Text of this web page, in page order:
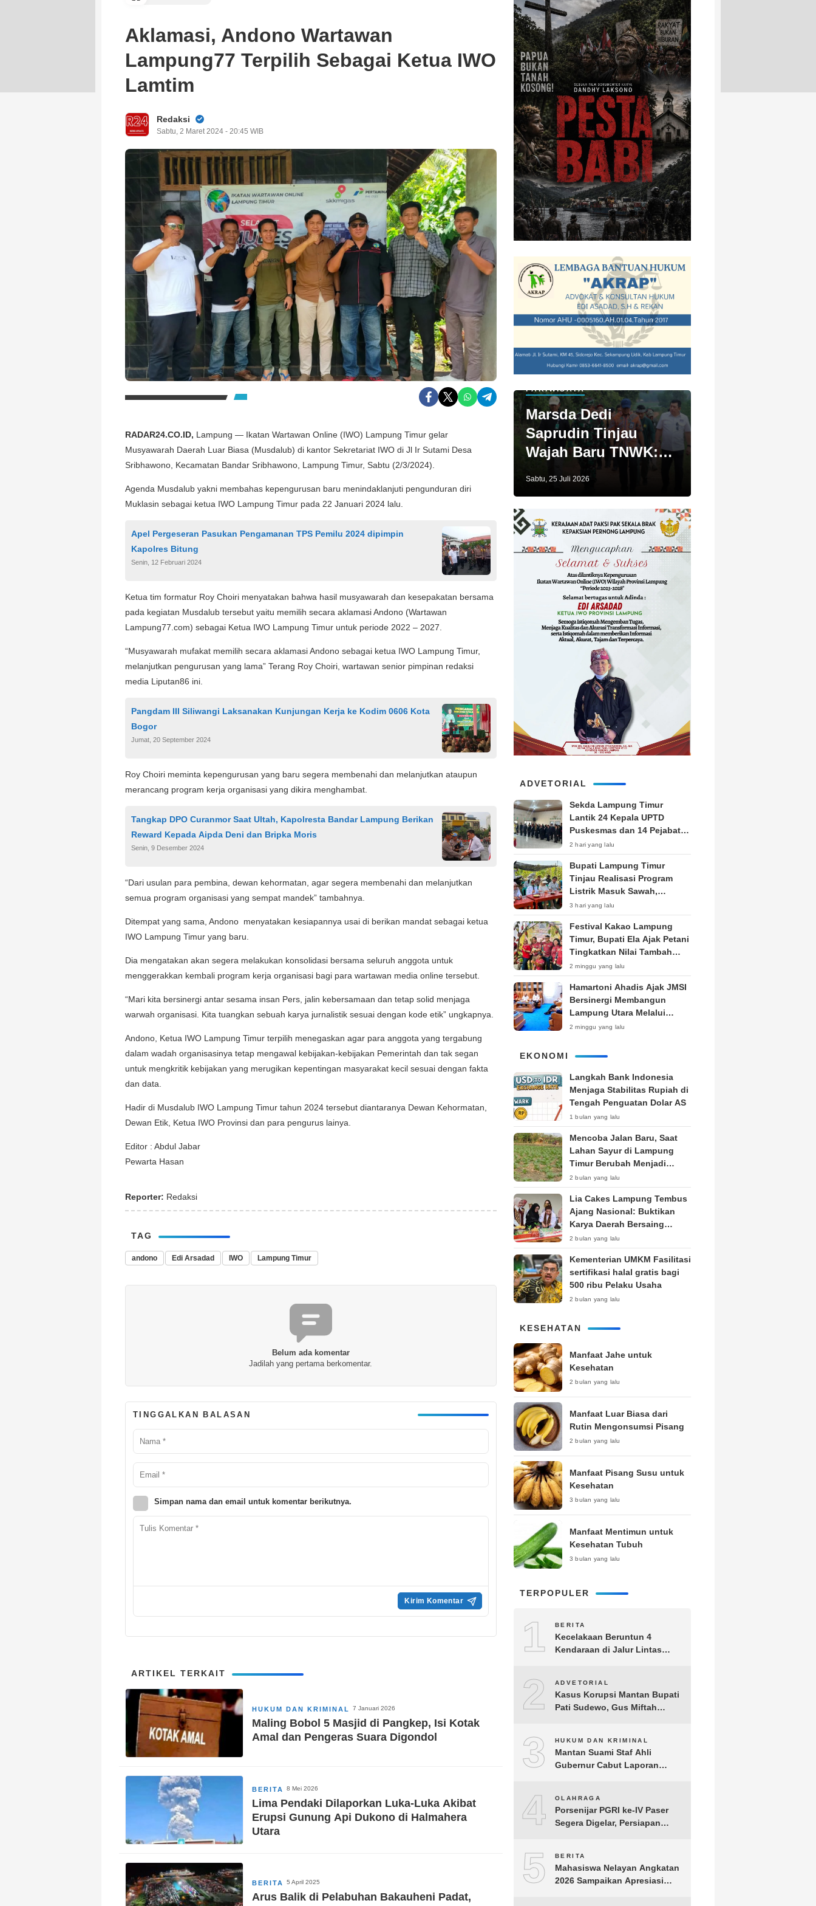
Aklamasi, Andono Wartawan
Lampung77 Terpilih Sebagai Ketua IWO
Lamtim
Redaksi
Sabtu, 2 Maret 2024 - 20:45 WIB
RADAR24.CO.ID, Lampung — Ikatan Wartawan Online (IWO) Lampung Timur gelar
Musyawarah Daerah Luar Biasa (Musdalub) di kantor Sekretariat IWO di Jl Ir Sutami Desa
Sribhawono, Kecamatan Bandar Sribhawono, Lampung Timur, Sabtu (2/3/2024).
Agenda Musdalub yakni membahas kepengurusan baru menindaklanjuti pengunduran diri
Muklasin sebagai ketua IWO Lampung Timur pada 22 Januari 2024 lalu.
Apel Pergeseran Pasukan Pengamanan TPS Pemilu 2024 dipimpin
Kapolres Bitung
Senin, 12 Februari 2024
Ketua tim formatur Roy Choiri menyatakan bahwa hasil musyawarah dan kesepakatan bersama
pada kegiatan Musdalub tersebut yaitu memilih secara aklamasi Andono (Wartawan
Lampung77.com) sebagai Ketua IWO Lampung Timur untuk periode 2022 – 2027.
“Musyawarah mufakat memilih secara aklamasi Andono sebagai ketua IWO Lampung Timur,
melanjutkan pengurusan yang lama” Terang Roy Choiri, wartawan senior pimpinan redaksi
media Liputan86 ini.
Pangdam III Siliwangi Laksanakan Kunjungan Kerja ke Kodim 0606 Kota
Bogor
Jumat, 20 September 2024
Roy Choiri meminta kepengurusan yang baru segera membenahi dan melanjutkan ataupun
merancang program kerja organisasi yang dikira menghambat.
Tangkap DPO Curanmor Saat Ultah, Kapolresta Bandar Lampung Berikan
Reward Kepada Aipda Deni dan Bripka Moris
Senin, 9 Desember 2024
“Dari usulan para pembina, dewan kehormatan, agar segera membenahi dan melanjutkan
semua program organisasi yang sempat mandek” tambahnya.
Ditempat yang sama, Andono menyatakan kesiapannya usai di berikan mandat sebagai ketua
IWO Lampung Timur yang baru.
Dia mengatakan akan segera melakukan konsolidasi bersama seluruh anggota untuk
menggerakkan kembali program kerja organisasi bagi para wartawan media online tersebut.
“Mari kita bersinergi antar sesama insan Pers, jalin kebersamaan dan tetap solid menjaga
warwah organisasi. Kita tuangkan sebuah karya jurnalistik sesuai dengan kode etik” ungkapnya.
Andono, Ketua IWO Lampung Timur terpilih menegaskan agar para anggota yang tergabung
dalam wadah organisasinya tetap mengawal kebijakan-kebijakan Pemerintah dan tak segan
untuk mengkritik kebijakan yang merugikan kepentingan masyarakat kecil sesuai dengan fakta
dan data.
Hadir di Musdalub IWO Lampung Timur tahun 2024 tersebut diantaranya Dewan Kehormatan,
Dewan Etik, Ketua IWO Provinsi dan para pengurus lainya.
Editor : Abdul Jabar
Pewarta Hasan
Reporter: Redaksi
TAG
andono Edi Arsadad IWO Lampung Timur
Belum ada komentar
Jadilah yang pertama berkomentar.
TINGGALKAN BALASAN
Simpan nama dan email untuk komentar berikutnya.
ARTIKEL TERKAIT
HUKUM DAN KRIMINAL 7 Januari 2026
Maling Bobol 5 Masjid di Pangkep, Isi Kotak
Amal dan Pengeras Suara Digondol
BERITA 8 Mei 2026
Lima Pendaki Dilaporkan Luka-Luka Akibat
Erupsi Gunung Api Dukono di Halmahera
Utara
BERITA 5 April 2025
Arus Balik di Pelabuhan Bakauheni Padat,
PARIWISATA
Marsda Dedi
Saprudin Tinjau
Wajah Baru TNWK:
Sabtu, 25 Juli 2026
ADVETORIAL
‎Sekda Lampung Timur
Lantik 24 Kepala UPTD
Puskesmas dan 14 Pejabat
Fungsional, Dorong Inovasi
dan Pelayanan Prima
2 hari yang lalu
Bupati Lampung Timur
Tinjau Realisasi Program
Listrik Masuk Sawah,
Siapkan Subsidi KWH untuk
Petani
3 hari yang lalu
‎Festival Kakao Lampung
Timur, Bupati Ela Ajak Petani
Tingkatkan Nilai Tambah
Produk
2 minggu yang lalu
Hamartoni Ahadis Ajak JMSI
Bersinergi Membangun
Lampung Utara Melalui
Pemberitaan
2 minggu yang lalu
EKONOMI
Langkah Bank Indonesia
Menjaga Stabilitas Rupiah di
Tengah Penguatan Dolar AS
1 bulan yang lalu
Mencoba Jalan Baru, Saat
Lahan Sayur di Lampung
Timur Berubah Menjadi
Kebun Tembakau
2 bulan yang lalu
Lia Cakes Lampung Tembus
Ajang Nasional: Buktikan
Karya Daerah Bersaing
Setara Kota Besar
2 bulan yang lalu
Kementerian UMKM Fasilitasi
sertifikasi halal gratis bagi
500 ribu Pelaku Usaha
2 bulan yang lalu
KESEHATAN
Manfaat Jahe untuk
Kesehatan
2 bulan yang lalu
Manfaat Luar Biasa dari
Rutin Mengonsumsi Pisang
2 bulan yang lalu
Manfaat Pisang Susu untuk
Kesehatan
3 bulan yang lalu
Manfaat Mentimun untuk
Kesehatan Tubuh
3 bulan yang lalu
TERPOPULER
1 BERITA
Kecelakaan Beruntun 4
Kendaraan di Jalur Lintas
2 ADVETORIAL
Kasus Korupsi Mantan Bupati
Pati Sudewo, Gus Miftah
3 HUKUM DAN KRIMINAL
Mantan Suami Staf Ahli
Gubernur Cabut Laporan
4 OLAHRAGA
Porsenijar PGRI ke-IV Paser
Segera Digelar, Persiapan
5 BERITA
Mahasiswa Nelayan Angkatan
2026 Sampaikan Apresiasi